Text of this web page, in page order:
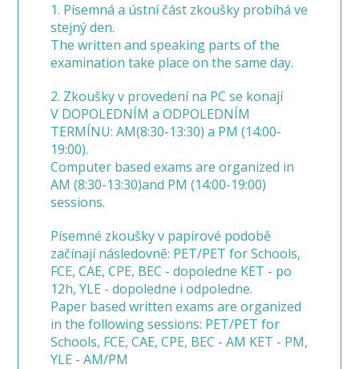
1. Písemná a ústní část zkoušky probíhá ve
stejný den.
The written and speaking parts of the
examination take place on the same day.
2. Zkoušky v provedení na PC se konají
V DOPOLEDNÍM a ODPOLEDNÍM
TERMÍNU: AM(8:30-13:30) a PM (14:00-
19:00).
Computer based exams are organized in
AM (8:30-13:30)and PM (14:00-19:00)
sessions.
Písemné zkoušky v papírové podobě
začínají následovně: PET/PET for Schools,
FCE, CAE, CPE, BEC - dopoledne KET - po
12h, YLE - dopoledne i odpoledne.
Paper based written exams are organized
in the following sessions: PET/PET for
Schools, FCE, CAE, CPE, BEC - AM KET - PM,
YLE - AM/PM